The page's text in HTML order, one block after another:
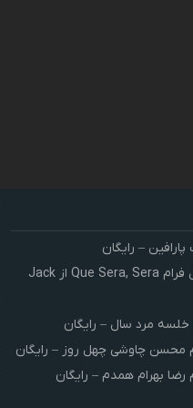
– رایگان
آهنگ بی کلام سریال فرام Que Sera, Sera از Jack
مرد سال – رایگان
محسن چاوشی چهل روز – رایگان
رضا بهرام همدم – رایگان